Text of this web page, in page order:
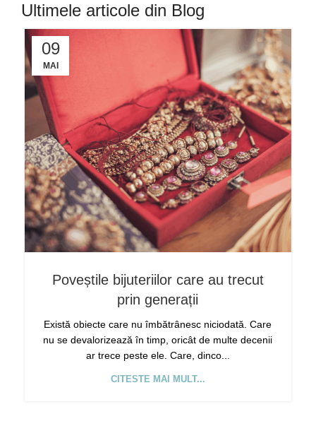
Ultimele articole din Blog
09
MAI
Poveștile bijuteriilor care au trecut
prin generații
Există obiecte care nu îmbătrânesc niciodată. Care
nu se devalorizează în timp, oricât de multe decenii
ar trece peste ele. Care, dinco...
CITESTE MAI MULT...